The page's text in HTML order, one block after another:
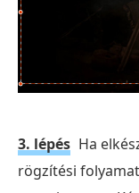
3. lépés Ha
rögzítési